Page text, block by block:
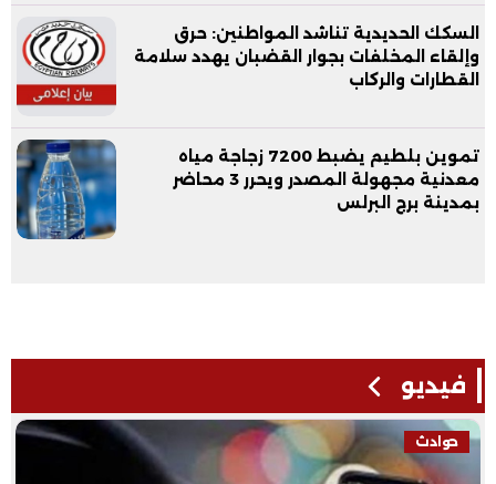
السكك الحديدية تناشد المواطنين: حرق
وإلقاء المخلفات بجوار القضبان يهدد سلامة
القطارات والركاب
تموين بلطيم يضبط 7200 زجاجة مياه
معدنية مجهولة المصدر ويحرر 3 محاضر
بمدينة برج البرلس
فيديو
حوادث